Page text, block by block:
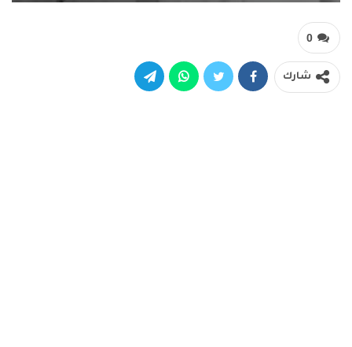
0
شارك